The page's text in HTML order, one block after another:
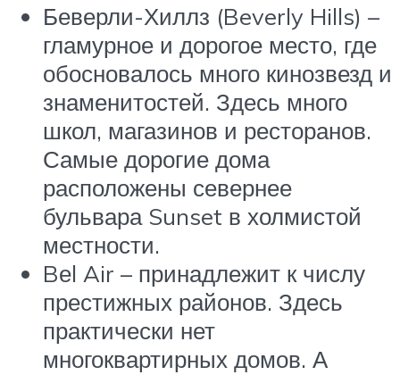
Беверли-Хиллз (Beverly Hills) –
гламурное и дорогое место, где
обосновалось много кинозвезд и
знаменитостей. Здесь много
школ, магазинов и ресторанов.
Самые дорогие дома
расположены севернее
бульвара Sunset в холмистой
местности.
Bеl Air – принадлежит к числу
престижных районов. Здесь
практически нет
многоквартирных домов. А